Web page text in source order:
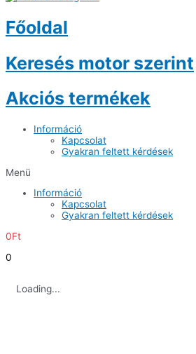
Főoldal
Keresés motor szerint
Akciós termékek
Információ
Kapcsolat
Gyakran feltett kérdések
Menü
Információ
Kapcsolat
Gyakran feltett kérdések
0Ft
0
Loading...